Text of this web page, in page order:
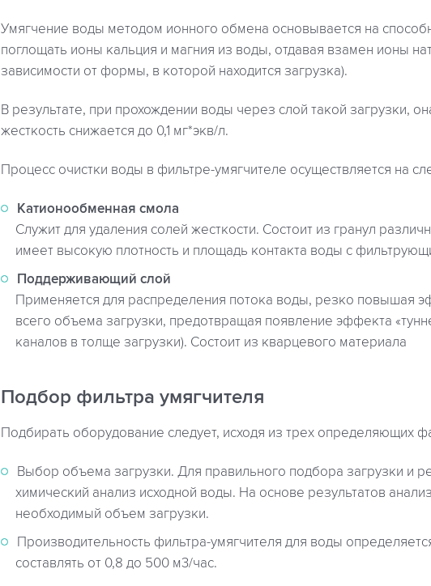
Умягчение воды методом ионного обмена основывается на
поглощать ионы кальция и магния из воды, отдавая взамен ионы
зависимости от формы, в которой находится загрузка).
В результате, при прохождении воды через слой такой загрузки,
жесткость снижается до 0,1 мг*экв/л.
Процесс очистки воды в фильтре-умягчителе осуществляется на
Катионообменная смола
Служит для удаления солей жесткости. Состоит из гранул
имеет высокую плотность и площадь контакта воды с
Поддерживающий слой
Применяется для распределения потока воды, резко повышая
всего объема загрузки, предотвращая появление эффекта
каналов в толще загрузки). Состоит из кварцевого материала
Подбор фильтра умягчителя
Подбирать оборудование следует, исходя из трех определяющих
Выбор объема загрузки. Для правильного подбора загрузки и
химический анализ исходной воды. На основе результатов
необходимый объем загрузки.
Производительность фильтра-умягчителя для воды
составлять от 0,8 до 500 м3/час.